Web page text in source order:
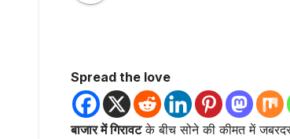
Spread the love
बाजार में गिरावटके बीच सोने की कीमत में